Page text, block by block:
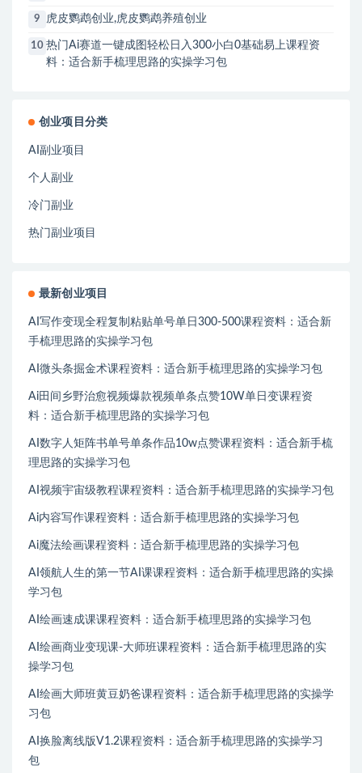
9 虎皮鹦鹉创业,虎皮鹦鹉养殖创业
10 热门Ai赛道一键成图轻松日入300小白0基础易上课程资
料：适合新手梳理思路的实操学习包
创业项目分类
AI副业项目
个人副业
冷门副业
热门副业项目
最新创业项目
AI写作变现全程复制粘贴单号单日300-500课程资料：适合新
手梳理思路的实操学习包
AI微头条掘金术课程资料：适合新手梳理思路的实操学习包
Ai田间乡野治愈视频爆款视频单条点赞10W单日变课程资
料：适合新手梳理思路的实操学习包
AI数字人矩阵书单号单条作品10w点赞课程资料：适合新手梳
理思路的实操学习包
AI视频宇宙级教程课程资料：适合新手梳理思路的实操学习包
Ai内容写作课程资料：适合新手梳理思路的实操学习包
Ai魔法绘画课程资料：适合新手梳理思路的实操学习包
AI领航人生的第一节AI课课程资料：适合新手梳理思路的实操
学习包
AI绘画速成课课程资料：适合新手梳理思路的实操学习包
AI绘画商业变现课-大师班课程资料：适合新手梳理思路的实
操学习包
AI绘画大师班黄豆奶爸课程资料：适合新手梳理思路的实操学
习包
AI换脸离线版V1.2课程资料：适合新手梳理思路的实操学习
包